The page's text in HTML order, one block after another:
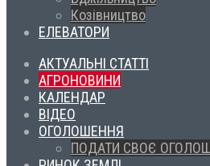
Козівництво
ЕЛЕВАТОРИ
АКТУАЛЬНІ СТАТТІ
АГРОНОВИНИ
КАЛЕНДАР
ВІДЕО
ОГОЛОШЕННЯ
ПОДАТИ СВОЄ